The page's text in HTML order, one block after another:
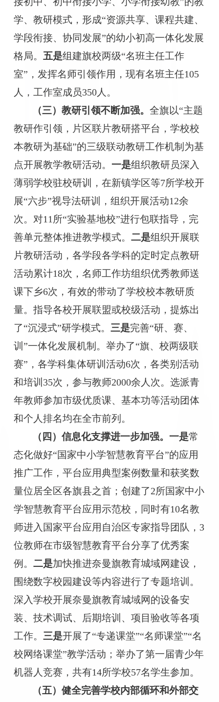
学、教研模式，形成“资源共享、课程共建、
学段衔接、协同发展”的幼小初高一体化发展
格局。 五是组建旗校两级“名班主任工作
室”， 发挥名师引领作用 ，现有名班主任105
人，工作室成员350人 。
（三）教研引领不断加强。全旗以“主题
教研作引领，片区联片教研搭平台，学校校
本教研为基础”的三级联动教研工作机制为基
点开展教学教研活动。 一是组织教研员深入
薄弱学校驻校研训，在新镇学区等7所学校开
展“六步”视导法研训，组织开展活动12余
次。 对11所“实验基地校”进行包联指导，完
善单元整体推进教学模式。 二是组织开展联
片教研活动，各学段各学科的定时定点教研
活动累计18次，名师工作坊组织优秀教师送
课下乡6次，有效的带动了学校校本教研质
量。指导各校开展联盟或校级活动，提炼出
了“沉浸式”研学模式。 三是完善“研、赛、
训”一体化发展机制。举办了“旗、校两级联
赛”，各学科集体研训活动6次，各类别活动
和培训35次，参与教师2000余人次。选派青
年教师参加市级优质课、基本功等活动团体
和个人排名均在全市前列。
（四）信息化支撑进一步加强。 一是常
态化做好“国家中小学智慧教育平台”的应用
推广工作，平台应用典型案例数量和获奖数
量位居全区各旗县之首；创建了2所国家中小
学智慧教育平台应用示范校，同时有10名教
师进入国家平台应用自治区专家指导团队，3
位教师在市级智慧教育平台分享了优秀案
例。 二是加快推进奈曼旗教育城域网建设，
围绕数字校园建设等内容进行了专题培训。
深入学校开展奈曼旗教育城域网的设备安
装、技术调试、后期培训、项目验收等各项
工作。 三是开展了“专递课堂”“名师课堂”“名
校网络课堂”教学活动；举办了第一届青少年
机器人竞赛，共有14所学校57名学生参加。
（五）健全完善学校内部循环和外部交